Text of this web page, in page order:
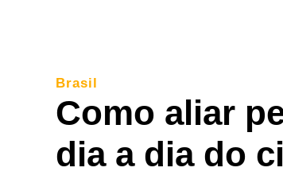
Brasil
Como aliar
dia a dia do